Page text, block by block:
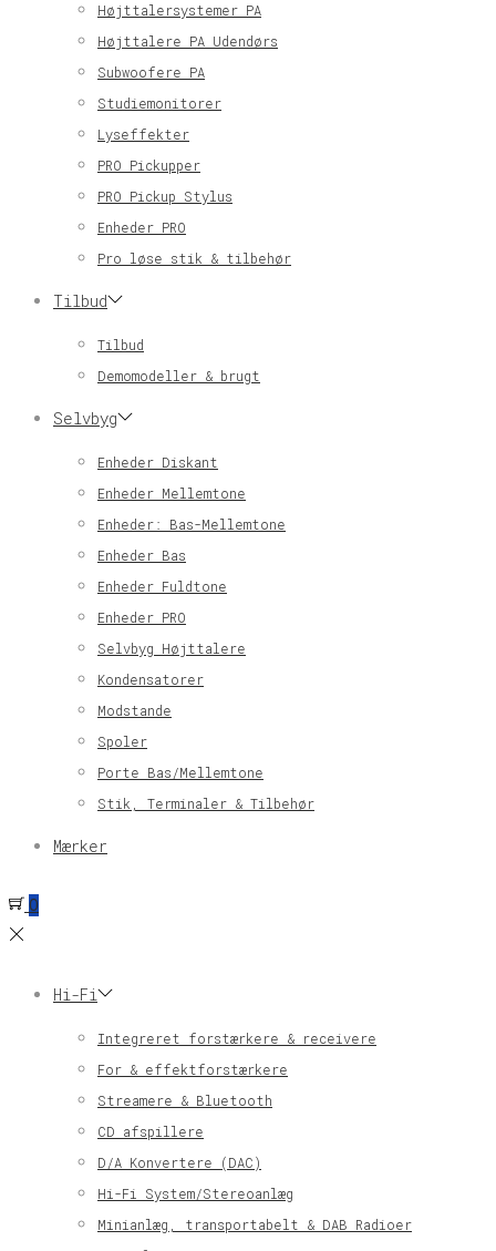
Højttalersystemer PA
Højttalere PA Udendørs
Subwoofere PA
Studiemonitorer
Lyseffekter
PRO Pickupper
PRO Pickup Stylus
Enheder PRO
Pro løse stik & tilbehør
Tilbud
Tilbud
Demomodeller & brugt
Selvbyg
Enheder Diskant
Enheder Mellemtone
Enheder: Bas-Mellemtone
Enheder Bas
Enheder Fuldtone
Enheder PRO
Selvbyg Højttalere
Kondensatorer
Modstande
Spoler
Porte Bas/Mellemtone
Stik, Terminaler & Tilbehør
Mærker
0
Hi-Fi
Integreret forstærkere & receivere
For & effektforstærkere
Streamere & Bluetooth
CD afspillere
D/A Konvertere (DAC)
Hi-Fi System/Stereoanlæg
Minianlæg, transportabelt & DAB Radioer